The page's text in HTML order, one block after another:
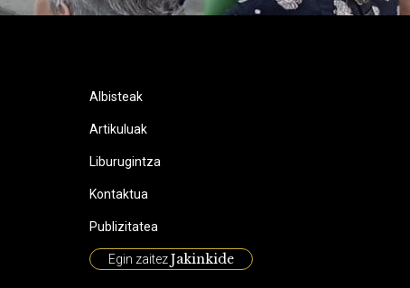
Albisteak
Artikuluak
Liburugintza
Kontaktua
Publizitatea
Egin zaitezJakinkide